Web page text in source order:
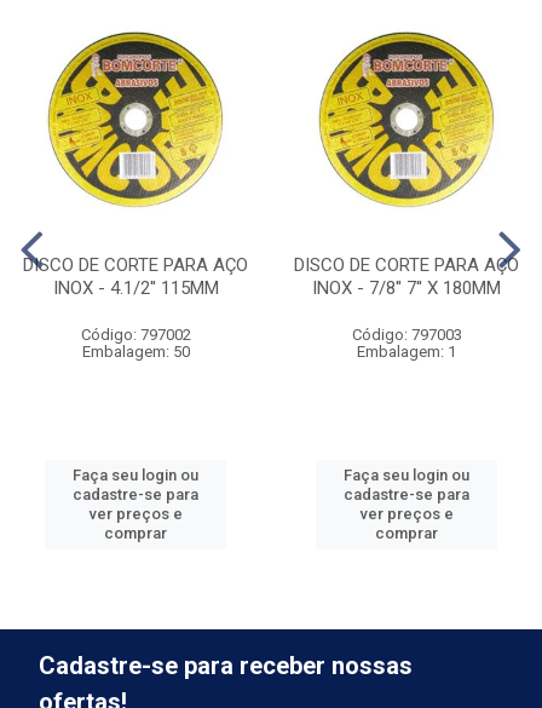
DISCO DE CORTE PARA AÇO
INOX - 4.1/2'' 115MM
Código: 797002
Embalagem: 50
Faça seu login ou
cadastre-se para
ver preços e
comprar
DISCO DE CORTE PARA AÇO
INOX - 7/8'' 7'' X 180MM
Código: 797003
Embalagem: 1
Faça seu login ou
cadastre-se para
ver preços e
comprar
Cadastre-se para receber nossas
ofertas!